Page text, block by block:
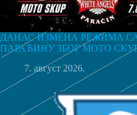
ДАНАС ИЗМЕНА РЕЖИМА
ПАРАЋИНУ ЗБОГ МОТО
7. август 2026.